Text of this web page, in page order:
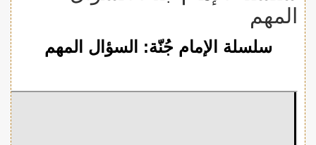
المهم
سلسلة الإمام جُنّة: السؤال المهم